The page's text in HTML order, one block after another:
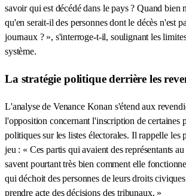
savoir qui est décédé dans le pays ? Quand bien
qu'en serait-il des personnes dont le décès n'est
journaux ? », s'interroge-t-il, soulignant les
système.
La stratégie politique derrière les
L'analyse de Venance Konan s'étend aux
l'opposition concernant l'inscription de certaines
politiques sur les listes électorales. Il rappelle les
jeu : « Ces partis qui avaient des représentants
savent pourtant très bien comment elle
qui déchoit des personnes de leurs droits
prendre acte des décisions des tribunaux. »